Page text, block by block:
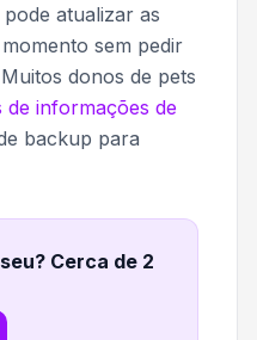
atualizar as
sem pedir
donos de pets
de informações de
backup para
Cerca de 2